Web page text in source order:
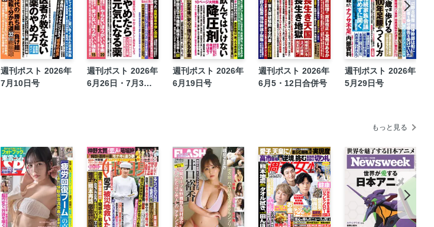
ふらっと「歴史建物」探訪 NO.475 取手
ポスト・ブック・レビュー
『バズる「死にたい」ネットに溢れる自殺願望の考察』
小田雅久仁「屍者の街からの手紙」
横山剣「昭和歌謡イイネ！」
発掘 最旬情報
今こそ得するリサイクル！ 処分・買い替えの最新知識
ビートたけし「21世紀毒談」
1985年の内村光良「静かな革命」デビュー当時を知る共演者が明かす●中村計（ノン
フィクションライター）
新発見！「勃起細胞」を活性化させる生活習慣
週刊ポスト 2026年
7月10日号
週刊ポスト 2026年
6月26日・7月3日
週刊ポスト 2026年
6月19日号
週刊ポスト 2026年
6月5・12日合併号
週刊ポスト 2026年
5月29日号
もっと見る